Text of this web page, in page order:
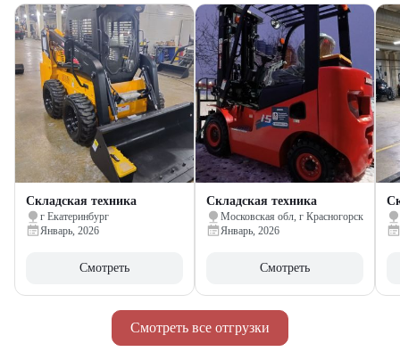
Смотреть все отгрузки
Складская техника
г Екатеринбург
Январь, 2026
Смотреть
Складская техника
Московская обл, г Красногорск
Январь, 2026
Смотреть